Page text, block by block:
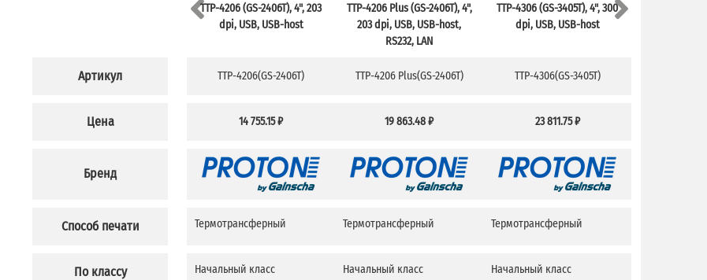
Артикул
Цена
Бренд
Способ печати
По классу
TTP-4206 (GS-2406T), 4", 203
dpi, USB, USB-host
TTP-4206(GS-2406T)
14 755.15 ₽
Термотрансферный
Начальный класс
TTP-4206 Plus (GS-2406T), 4",
203 dpi, USB, USB-host,
RS232, LAN
TTP-4206 Plus(GS-2406T)
19 863.48 ₽
Термотрансферный
Начальный класс
TTP-4306 (GS-3405T), 4", 300
dpi, USB, USB-host
TTP-4306(GS-3405T)
23 811.75 ₽
Термотрансферный
Начальный класс